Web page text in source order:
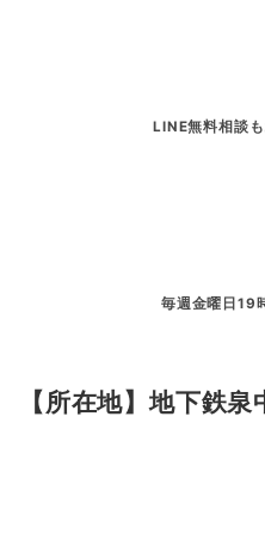
LINE無料相談
毎週金曜日19
【所在地】地下鉄